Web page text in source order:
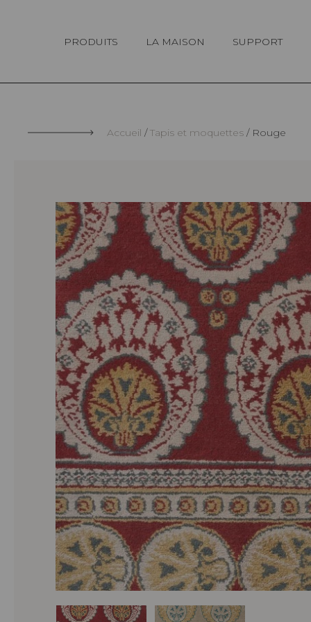
PRODUITS LA MAISON SUPPORT
Accueil Tapis et moquettes Rouge